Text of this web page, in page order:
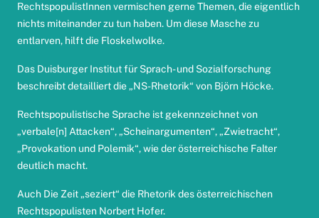
RechtspopulistInnen vermischen gerne Themen, die eigentlich
nichts miteinander zu tun haben. Um diese Masche zu
entlarven, hilft die Floskelwolke.
Das Duisburger Institut für Sprach- und Sozialforschung
beschreibt detailliertdie „NS-Rhetorik“ von Björn Höcke.
Rechtspopulistische Sprache ist gekennzeichnet von
„verbale[n] Attacken“, „Scheinargumenten“, „Zwietracht“,
„Provokation und Polemik“, wie derösterreichische Falter
deutlich macht.
Auch Die Zeit„seziert“ die Rhetorik des österreichischen
Rechtspopulisten Norbert Hofer.